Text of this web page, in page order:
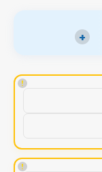
+
!
!